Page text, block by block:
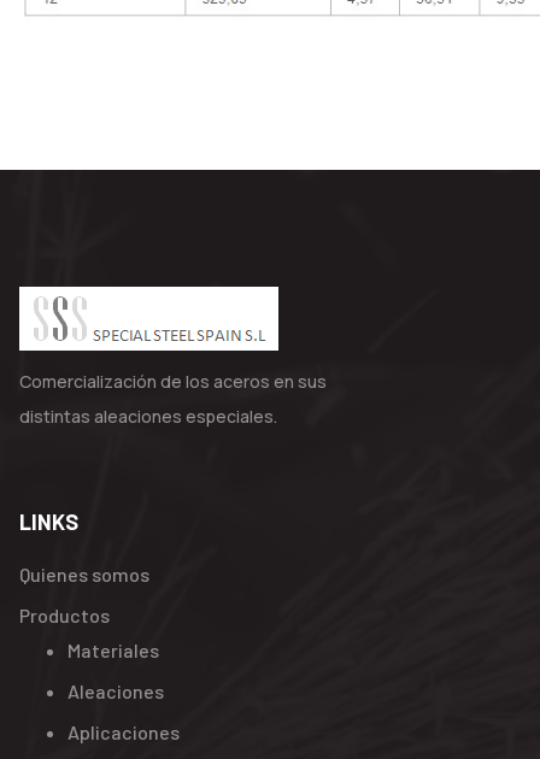
Comercialización de los aceros en sus
distintas aleaciones especiales.
LINKS
Quienes somos
Productos
Materiales
Aleaciones
Aplicaciones